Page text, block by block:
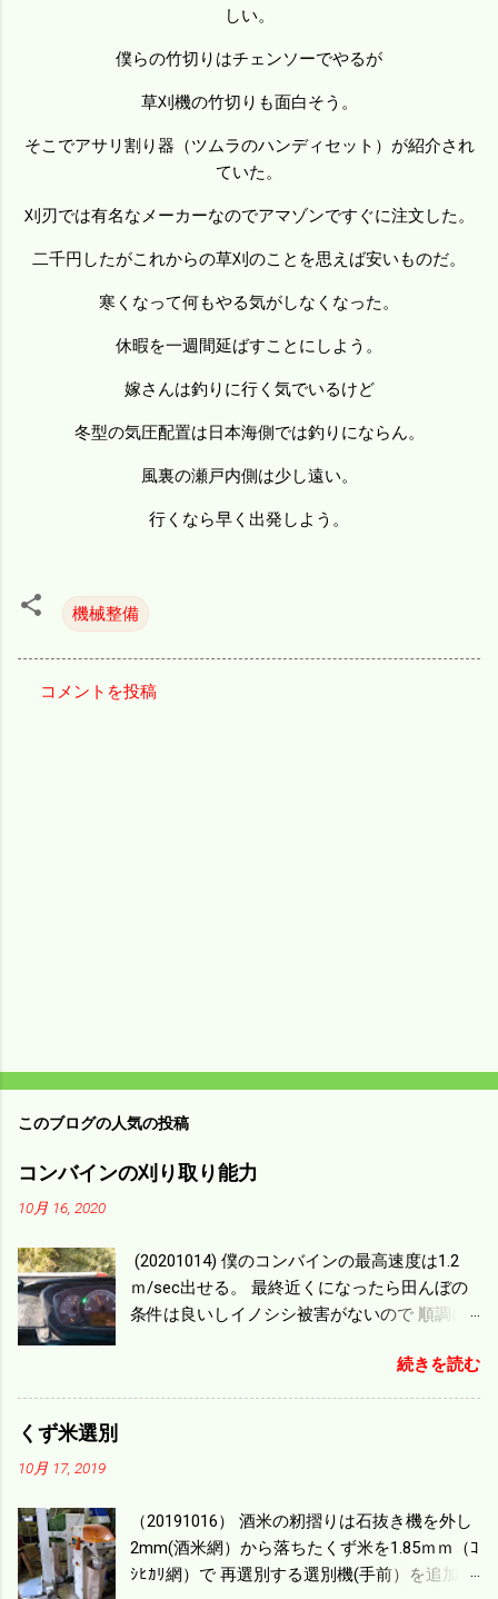
しい。
僕らの竹切りはチェンソーでやるが
草刈機の竹切りも面白そう。
そこでアサリ割り器（ツムラのハンディセット）が紹介され
ていた。
刈刃では有名なメーカーなのでアマゾンですぐに注文した。
二千円したがこれからの草刈のことを思えば安いものだ。
寒くなって何もやる気がしなくなった。
休暇を一週間延ばすことにしよう。
嫁さんは釣りに行く気でいるけど
冬型の気圧配置は日本海側では釣りにならん。
風裏の瀬戸内側は少し遠い。
行くなら早く出発しよう。
機械整備
コメントを投稿
このブログの人気の投稿
コンバインの刈り取り能力
10月 16, 2020
(20201014) 僕のコンバインの最高速度は1.2
ｍ/sec出せる。 最終近くになったら田んぼの
条件は良いしイノシシ被害がないので 順調に
ｍ/min、4.32ｋｍ/hrになり 幅は約2ｍだから
0.864/haの作業能力がある。 実際は回転した
機の容量、籾摺りの能力などのバランスの問
題で 今の機種で満足している。 というより買
った時はまだ耕作面積が少なく手が出せ 無か
続きを読む
くず米選別
10月 17, 2019
（20191016） 酒米の籾摺りは石抜き機を外し
2mm(酒米網）から落ちたくず米を1.85ｍｍ（ｺ
ｼﾋｶﾘ網）で 再選別する選別機(手前）を追加す